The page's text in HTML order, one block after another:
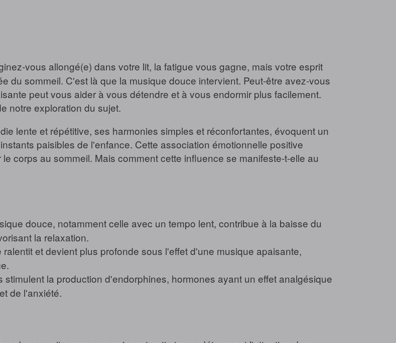
vous allongé(e) dans votre lit, la fatigue vous gagne, mais votre esprit
du sommeil. C'est là que la musique douce intervient. Peut-être avez-vous
peut vous aider à vous détendre et à vous endormir plus facilement.
notre exploration du sujet.
lente et répétitive, ses harmonies simples et réconfortantes, évoquent un
paisibles de l'enfance. Cette association émotionnelle positive
corps au sommeil. Mais comment cette influence se manifeste-t-elle au
douce, notamment celle avec un tempo lent, contribue à la baisse du
la relaxation.
et devient plus profonde sous l'effet d'une musique apaisante,
la production d'endorphines, hormones ayant un effet analgésique
de l'anxiété.